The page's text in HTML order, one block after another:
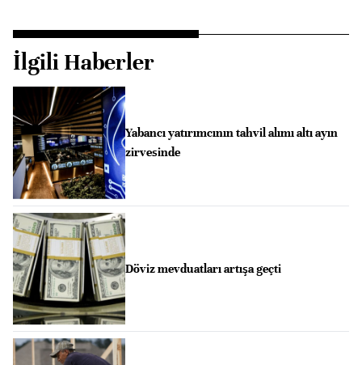
İlgili Haberler
Yabancı yatırımcının tahvil alımı altı ayın
zirvesinde
Döviz mevduatları artışa geçti